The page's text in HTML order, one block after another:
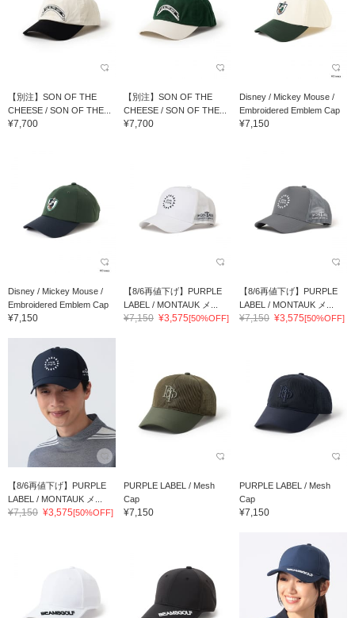
【別注】SON OF THE
CHEESE / SON OF THE...
¥7,700
【別注】SON OF THE
CHEESE / SON OF THE...
¥7,700
Disney / Mickey Mouse /
Embroidered Emblem Cap
¥7,150
Disney / Mickey Mouse /
Embroidered Emblem Cap
¥7,150
【8/6再値下げ】PURPLE
LABEL / MONTAUK メ...
¥7,150 ¥3,575[50%OFF]
【8/6再値下げ】PURPLE
LABEL / MONTAUK メ...
¥7,150 ¥3,575[50%OFF]
【8/6再値下げ】PURPLE
LABEL / MONTAUK メ...
¥7,150 ¥3,575[50%OFF]
PURPLE LABEL / Mesh
Cap
¥7,150
PURPLE LABEL / Mesh
Cap
¥7,150